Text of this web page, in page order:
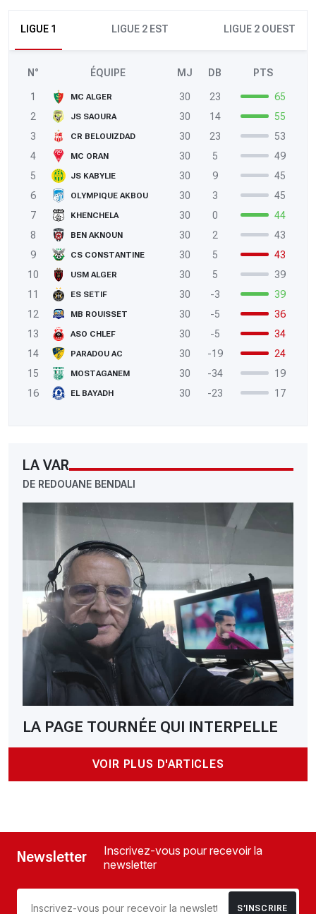
LIGUE 1 LIGUE 2 EST LIGUE 2 OUEST
N° ÉQUIPE MJ DB PTS
1 MC ALGER 30 23
65
2
JS SAOURA 30 14
55
3
CR BELOUIZDAD 30 23
53
4
MC ORAN 30 5
49
5
JS KABYLIE 30 9
45
6
OLYMPIQUE AKBOU 30 3
45
7
KHENCHELA 30 0
44
8
BEN AKNOUN 30 2
43
9
CS CONSTANTINE 30 5
43
10
USM ALGER 30 5
39
11
ES SETIF 30 -3
39
12
MB ROUISSET 30 -5
36
13
ASO CHLEF 30 -5
34
14
PARADOU AC 30 -19
24
15
MOSTAGANEM 30 -34
19
16
EL BAYADH 30 -23 17
LA VAR
DE REDOUANE BENDALI
LA PAGE TOURNÉE QUI INTERPELLE
VOIR PLUS D'ARTICLES
Newsletter
Inscrivez-vous pour recevoir la
newsletter
S’INSCRIRE